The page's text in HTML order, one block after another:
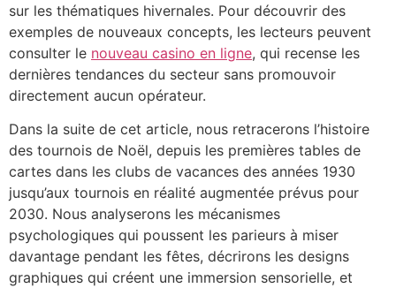
sur les thématiques hivernales. Pour découvrir des
exemples de nouveaux concepts, les lecteurs peuvent
consulter le nouveau casino en ligne, qui recense les
dernières tendances du secteur sans promouvoir
directement aucun opérateur.
Dans la suite de cet article, nous retracerons l’histoire
des tournois de Noël, depuis les premières tables de
cartes dans les clubs de vacances des années 1930
jusqu’aux tournois en réalité augmentée prévus pour
2030. Nous analyserons les mécanismes
psychologiques qui poussent les parieurs à miser
davantage pendant les fêtes, décrirons les designs
graphiques qui créent une immersion sensorielle, et